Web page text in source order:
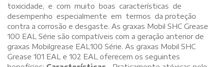
toxicidade, e com muito boas características de
desempenho especialmente em termos da proteção
contra a corrosão e desgaste. As graxas Mobil SHC Grease
100 EAL Série são compatíveis com a geração anterior de
graxas Mobilgrease EAL100 Série. As graxas Mobil SHC
Grease 101 EAL e 102 EAL oferecem os seguintes